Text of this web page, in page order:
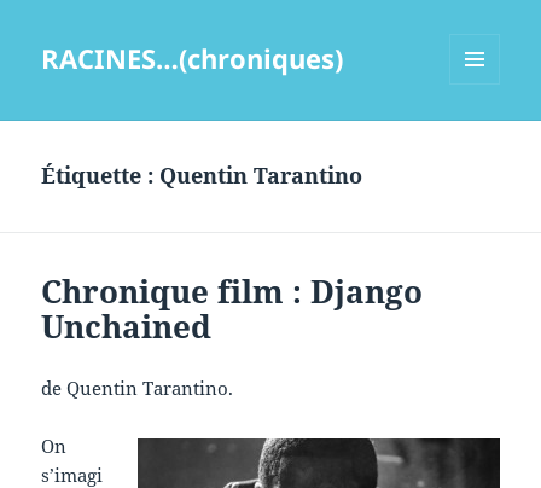
RACINES…(chroniques)
Étiquette : Quentin Tarantino
Chronique film : Django
Unchained
de Quentin Tarantino.
On
s’imagi